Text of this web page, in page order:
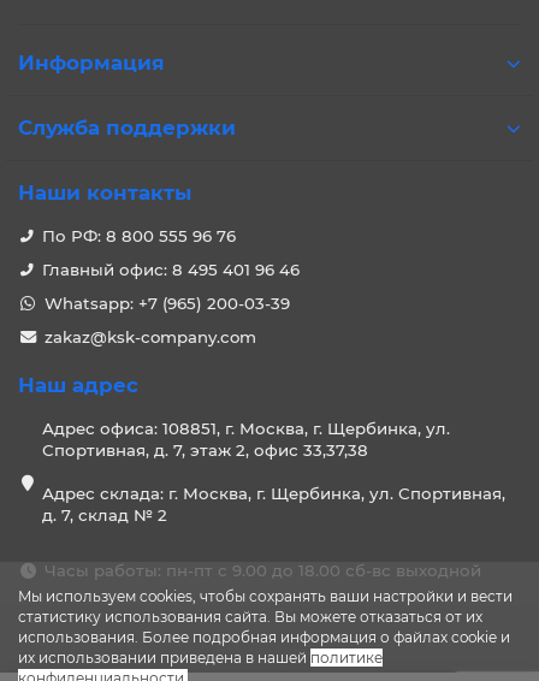
Мы используем cookies, чтобы сохранять ваши настройки и вести
статистику использования сайта. Вы можете отказаться от их
использования. Более подробная информация о файлах cookie и
их использовании приведена в нашей политике
Информация
Служба поддержки
Наши контакты
По РФ: 8 800 555 96 76
Главный офис: 8 495 401 96 46
Whatsapp: +7 (965) 200-03-39
zakaz@ksk-company.com
Наш адрес
Адрес офиса: 108851, г. Москва, г. Щербинка, ул.
Спортивная, д. 7, этаж 2, офис 33,37,38
Адрес склада: г. Москва, г. Щербинка, ул. Спортивная,
д. 7, склад № 2
Часы работы: пн-пт с 9.00 до 18.00 сб-вс выходной